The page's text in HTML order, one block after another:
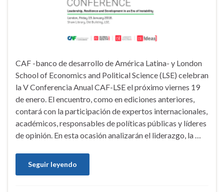
CAF -banco de desarrollo de América Latina- y London
School of Economics and Political Science (LSE) celebran
la V Conferencia Anual CAF-LSE el próximo viernes 19
de enero. El encuentro, como en ediciones anteriores,
contará con la participación de expertos internacionales,
académicos, responsables de políticas públicas y líderes
de opinión. En esta ocasión analizarán el liderazgo, la …
Seguir leyendo